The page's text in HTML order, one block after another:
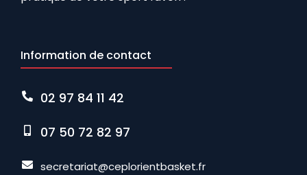
Information de contact
02 97 84 11 42
07 50 72 82 97
secretariat@ceplorientbasket.fr